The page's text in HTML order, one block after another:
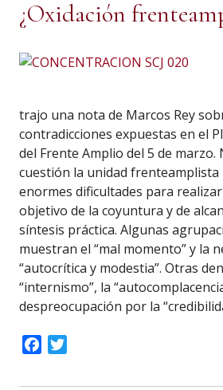
¿Oxidación
trajo una nota de Marcos Rey
contradicciones expuestas en el
del Frente Amplio del 5 de marzo.
cuestión la unidad frenteamplista
enormes dificultades para
objetivo de la coyuntura y de
síntesis práctica. Algunas
muestran el “mal momento” y la
“autocrítica y modestia”. Otras
“internismo”, la
despreocupación por la
Facebook